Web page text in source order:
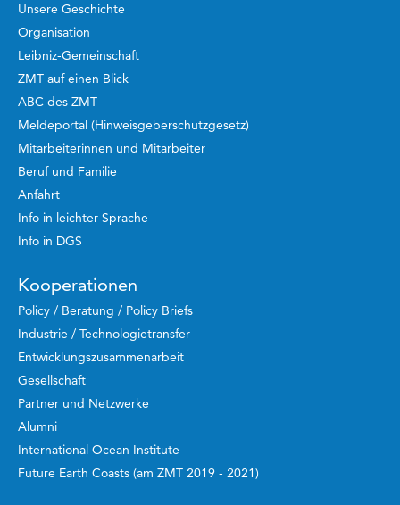
Unsere Geschichte
Organisation
Leibniz-Gemeinschaft
ZMT auf einen Blick
ABC des ZMT
Meldeportal (Hinweisgeberschutzgesetz)
Mitarbeiterinnen und Mitarbeiter
Beruf und Familie
Anfahrt
Info in leichter Sprache
Info in DGS
Kooperationen
Policy / Beratung / Policy Briefs
Industrie / Technologietransfer
Entwicklungszusammenarbeit
Gesellschaft
Partner und Netzwerke
Alumni
International Ocean Institute
Future Earth Coasts (am ZMT 2019 - 2021)